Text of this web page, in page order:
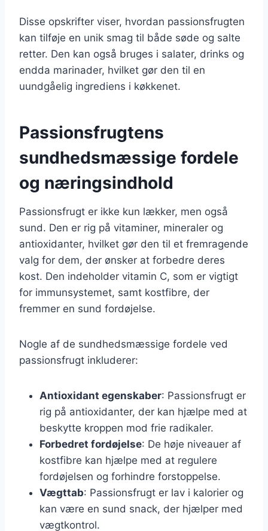
Disse opskrifter viser, hvordan passionsfrugten
kan tilføje en unik smag til både søde og salte
retter. Den kan også bruges i salater, drinks og
endda marinader, hvilket gør den til en
uundgåelig ingrediens i køkkenet.
Passionsfrugtens
sundhedsmæssige fordele
og næringsindhold
Passionsfrugt er ikke kun lækker, men også
sund. Den er rig på vitaminer, mineraler og
antioxidanter, hvilket gør den til et fremragende
valg for dem, der ønsker at forbedre deres
kost. Den indeholder vitamin C, som er vigtigt
for immunsystemet, samt kostfibre, der
fremmer en sund fordøjelse.
Nogle af de sundhedsmæssige fordele ved
passionsfrugt inkluderer:
Antioxidant egenskaber: Passionsfrugt er
rig på antioxidanter, der kan hjælpe med at
beskytte kroppen mod frie radikaler.
Forbedret fordøjelse: De høje niveauer af
kostfibre kan hjælpe med at regulere
fordøjelsen og forhindre forstoppelse.
Vægttab: Passionsfrugt er lav i kalorier og
kan være en sund snack, der hjælper med
vægtkontrol.